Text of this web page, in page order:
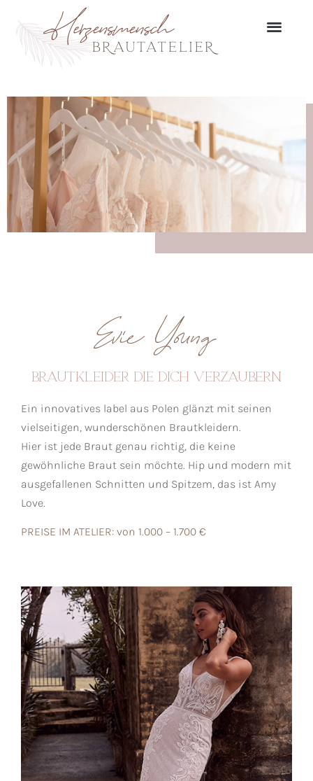
Evie Young
Brautkleider die Dich verzaubern
Ein innovatives label aus Polen glänzt mit seinen
vielseitigen, wunderschönen Brautkleidern.
Hier ist jede Braut genau richtig, die keine
gewöhnliche Braut sein möchte. Hip und modern mit
ausgefallenen Schnitten und Spitzem, das ist Amy
Love.
PREISE IM ATELIER: von 1.000 – 1.700 €